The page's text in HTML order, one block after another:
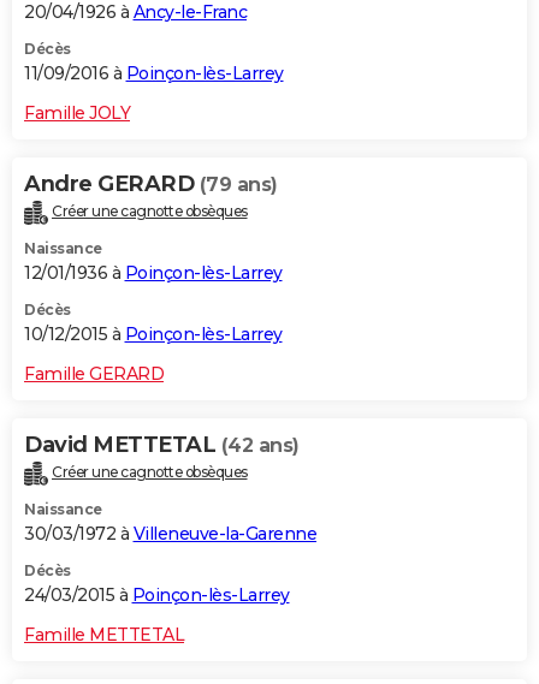
20/04/1926 à Ancy-le-Franc
Décès
11/09/2016 à Poinçon-lès-Larrey
Famille JOLY
Andre GERARD (79 ans)
Créer une cagnotte obsèques
Naissance
12/01/1936 à Poinçon-lès-Larrey
Décès
10/12/2015 à Poinçon-lès-Larrey
Famille GERARD
David METTETAL (42 ans)
Créer une cagnotte obsèques
Naissance
30/03/1972 à Villeneuve-la-Garenne
Décès
24/03/2015 à Poinçon-lès-Larrey
Famille METTETAL